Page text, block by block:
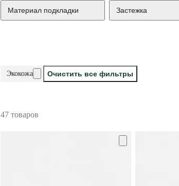
Материал подкладки Застежка
Экокожа Очистить все фильтры
47 товаров